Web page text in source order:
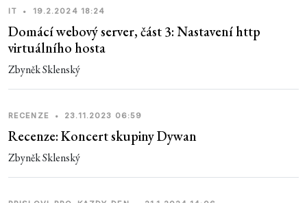
IT • 19.2.2024 18:24
Domácí webový server, část 3: Nastavení http
virtuálního hosta
Zbyněk Sklenský
RECENZE • 23.11.2023 06:59
Recenze: Koncert skupiny Dywan
Zbyněk Sklenský